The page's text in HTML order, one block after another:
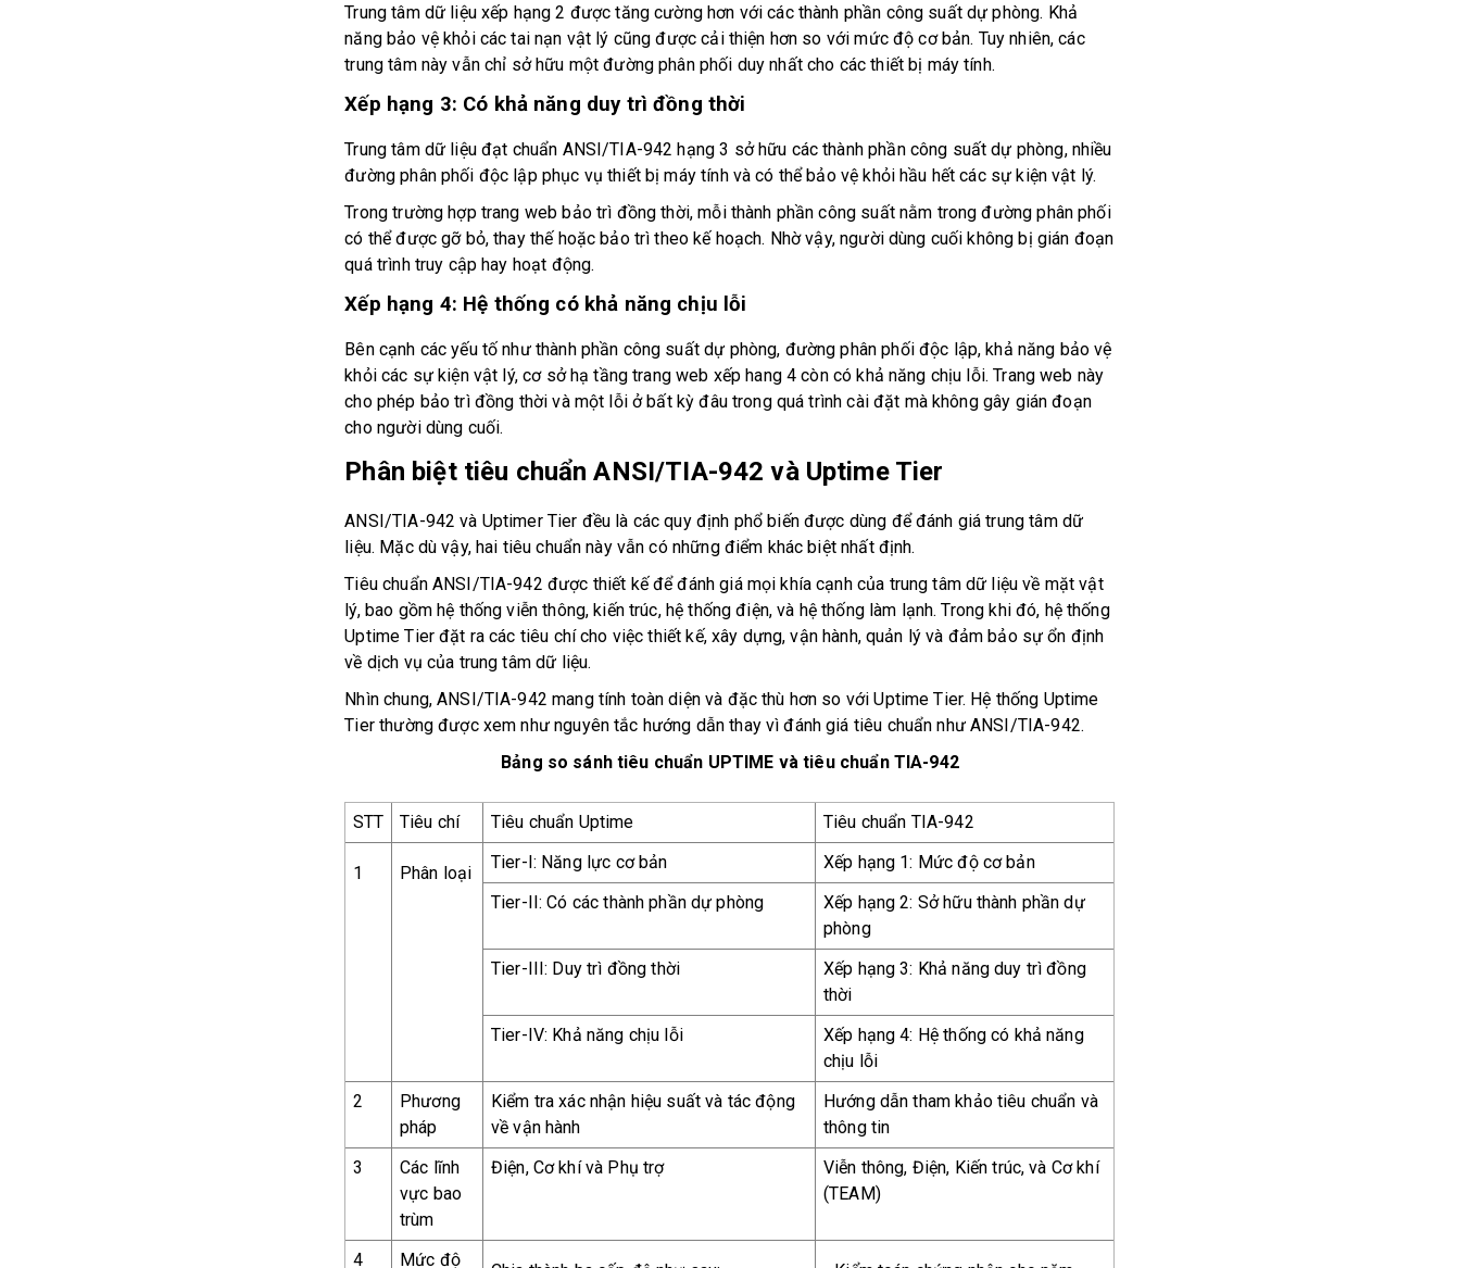
Trung tâm dữ liệu xếp hạng 2 được tăng cường hơn với các thành phần công suất dự phòng. Khả
năng bảo vệ khỏi các tai nạn vật lý cũng được cải thiện hơn so với mức độ cơ bản. Tuy nhiên, các
trung tâm này vẫn chỉ sở hữu một đường phân phối duy nhất cho các thiết bị máy tính.
Xếp hạng 3: Có khả năng duy trì đồng thời
Trung tâm dữ liệu đạt chuẩn ANSI/TIA-942 hạng 3 sở hữu các thành phần công suất dự phòng, nhiều
đường phân phối độc lập phục vụ thiết bị máy tính và có thể bảo vệ khỏi hầu hết các sự kiện vật lý.
Trong trường hợp trang web bảo trì đồng thời, mỗi thành phần công suất nằm trong đường phân phối
có thể được gỡ bỏ, thay thế hoặc bảo trì theo kế hoạch. Nhờ vậy, người dùng cuối không bị gián đoạn
quá trình truy cập hay hoạt động.
Xếp hạng 4: Hệ thống có khả năng chịu lỗi
Bên cạnh các yếu tố như thành phần công suất dự phòng, đường phân phối độc lập, khả năng bảo vệ
khỏi các sự kiện vật lý, cơ sở hạ tầng trang web xếp hang 4 còn có khả năng chịu lỗi. Trang web này
cho phép bảo trì đồng thời và một lỗi ở bất kỳ đâu trong quá trình cài đặt mà không gây gián đoạn
cho người dùng cuối.
Phân biệt tiêu chuẩn ANSI/TIA-942 và Uptime Tier
ANSI/TIA-942 và Uptimer Tier đều là các quy định phổ biến được dùng để đánh giá trung tâm dữ
liệu. Mặc dù vậy, hai tiêu chuẩn này vẫn có những điểm khác biệt nhất định.
Tiêu chuẩn ANSI/TIA-942 được thiết kế để đánh giá mọi khía cạnh của trung tâm dữ liệu về mặt vật
lý, bao gồm hệ thống viễn thông, kiến trúc, hệ thống điện, và hệ thống làm lạnh. Trong khi đó, hệ thống
Uptime Tier đặt ra các tiêu chí cho việc thiết kế, xây dựng, vận hành, quản lý và đảm bảo sự ổn định
về dịch vụ của trung tâm dữ liệu.
Nhìn chung, ANSI/TIA-942 mang tính toàn diện và đặc thù hơn so với Uptime Tier. Hệ thống Uptime
Tier thường được xem như nguyên tắc hướng dẫn thay vì đánh giá tiêu chuẩn như ANSI/TIA-942.
Bảng so sánh tiêu chuẩn UPTIME và tiêu chuẩn TIA-942
STT Tiêu chí Tiêu chuẩn Uptime Tiêu chuẩn TIA-942
1 Phân loại
Tier-I: Năng lực cơ bản
Xếp hạng 1: Mức độ cơ bản
Tier-II: Có các thành phần dự phòng
Xếp hạng 2: Sở hữu thành phần dự
phòng
Tier-III: Duy trì đồng thời
Xếp hạng 3: Khả năng duy trì đồng
thời
Tier-IV: Khả năng chịu lỗi
Xếp hạng 4: Hệ thống có khả năng
chịu lỗi
2
Phương
pháp
Kiểm tra xác nhận hiệu suất và tác động
về vận hành
Hướng dẫn tham khảo tiêu chuẩn và
thông tin
3
Các lĩnh
vực bao
trùm
Điện, Cơ khí và Phụ trợ
Viễn thông, Điện, Kiến trúc, và Cơ khí
(TEAM)
4 Mức độ